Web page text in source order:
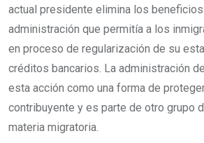
actual presidente elimina los
administración que permitía a los
en proceso de regularización de su
créditos bancarios. La administración
esta acción como una forma de
contribuyente y es parte de otro grupo
materia migratoria.